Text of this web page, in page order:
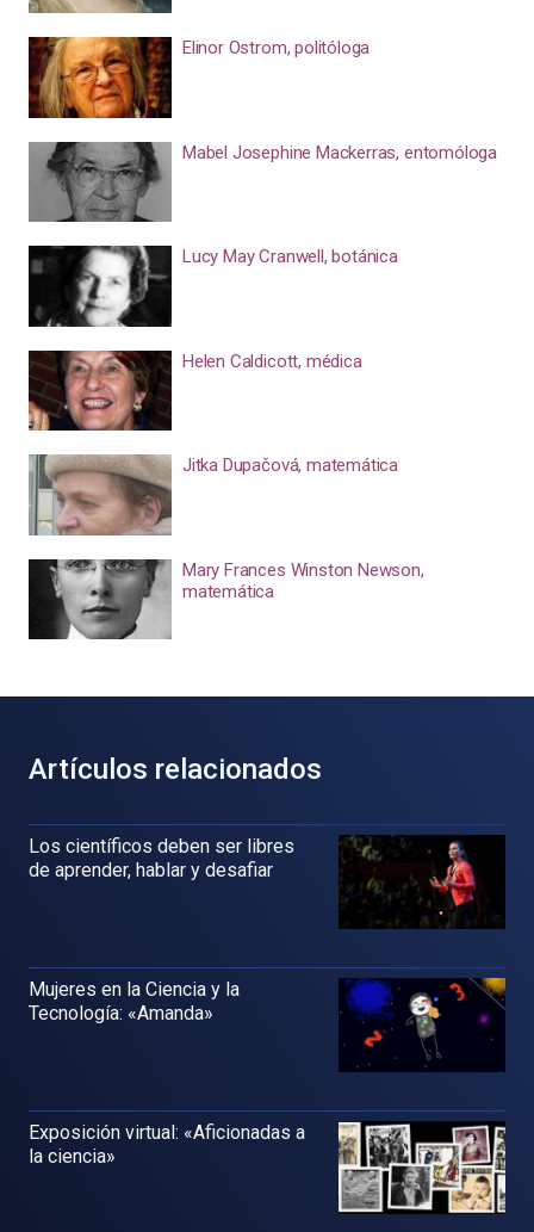
Elinor Ostrom, politóloga
Mabel Josephine Mackerras, entomóloga
Lucy May Cranwell, botánica
Helen Caldicott, médica
Jitka Dupačová, matemática
Mary Frances Winston Newson,
matemática
Artículos relacionados
Los científicos deben ser libres
de aprender, hablar y desafiar
Mujeres en la Ciencia y la
Tecnología: «Amanda»
Exposición virtual: «Aficionadas a
la ciencia»